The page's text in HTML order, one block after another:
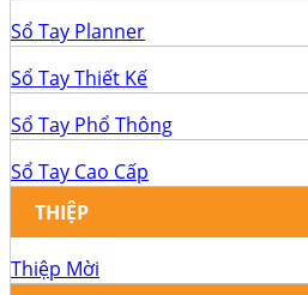
Sổ Tay Planner
Sổ Tay Thiết Kế
Sổ Tay Phổ Thông
Sổ Tay Cao Cấp
THIỆP
Thiệp Mời